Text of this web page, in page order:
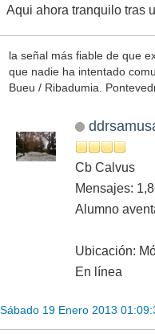
Aqui ahora tranquilo tras
la señal más fiable de que
que nadie ha intentado
Bueu / Ribadumia.
Cb Calvus
Mensajes:
Alumno
Ubicación:
En línea
Sábado 19 Enero 2013